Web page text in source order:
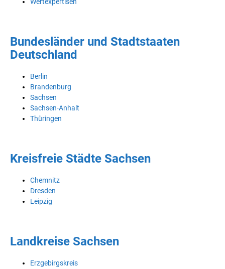
Bundesländer und Stadtstaaten
Deutschland
Berlin
Brandenburg
Sachsen
Sachsen-Anhalt
Thüringen
Kreisfreie Städte Sachsen
Chemnitz
Dresden
Leipzig
Landkreise Sachsen
Erzgebirgskreis